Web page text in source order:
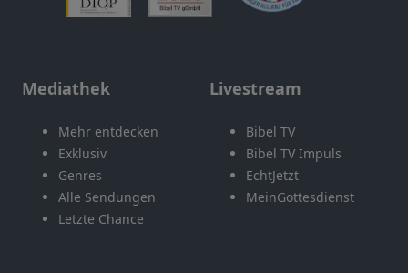
Mediathek
Mehr entdecken
Exklusiv
Genres
Alle Sendungen
Letzte Chance
Livestream
Bibel TV
Bibel TV Impuls
EchtJetzt
MeinGottesdienst